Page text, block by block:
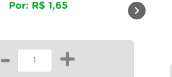
Por: R$ 1,65
- +